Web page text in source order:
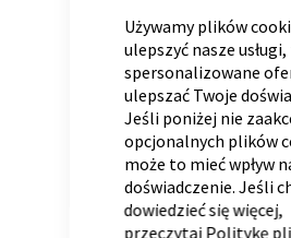
Używamy plików
ulepszyć nasze
spersonalizowane
ulepszać Twoje
Jeśli poniżej nie
opcjonalnych plików
może to mieć wpływ
doświadczenie. Jeśli
dowiedzieć się więcej,
przeczytaj Politykę
Skandynawskie
Regał
Wszystkie dodatki